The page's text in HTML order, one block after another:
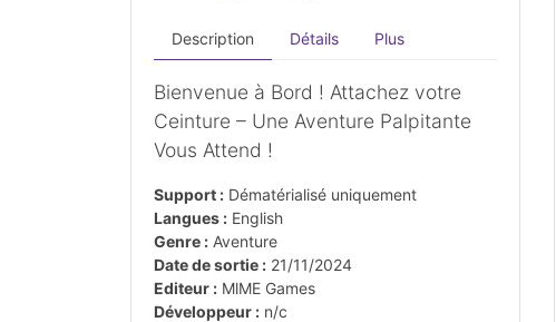
Description Détails Plus
Bienvenue à Bord ! Attachez votre
Ceinture – Une Aventure Palpitante
Vous Attend !
Support : Dématérialisé uniquement
Langues : English
Genre : Aventure
Date de sortie : 21/11/2024
Editeur : MlME Games
Développeur : n/c